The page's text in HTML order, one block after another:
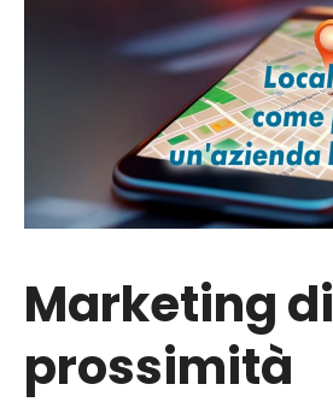
Marketing di
prossimità